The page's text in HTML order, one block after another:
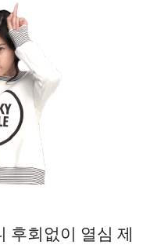
후회없이 열심 제